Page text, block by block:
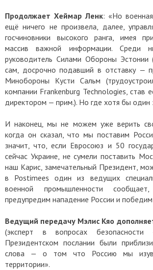
Продолжает Хеймар Ленк: «Но
ещё ничего не произвела, далее,
госчиновники высокого ранга, имея
массив важной информации. Среди
руководитель Силами Обороны
сам, досрочно подавший в отставку —
Минобороны Кусти Сальм
компании Frankenburg Technologies, став
директором — прим.). Но где хотя бы один
И наконец, мы не можем уже верить
когда он сказал, что мы поставим
значит, что, если Евросоюз и 50
сейчас Украине, не сумели поставить
наш Карис, замечательный Президент,
в Postimees один из ведущих
военной промышленности
предупредим нападение России и
Ведущий передачу Мэлис Кяо
(эксперт в вопросах
Президентском послании были
слова — о том что Россию мы
территории».